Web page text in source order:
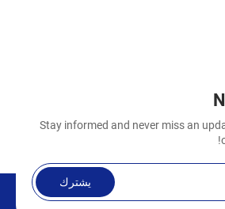
Stay informed and never miss an
يشترك